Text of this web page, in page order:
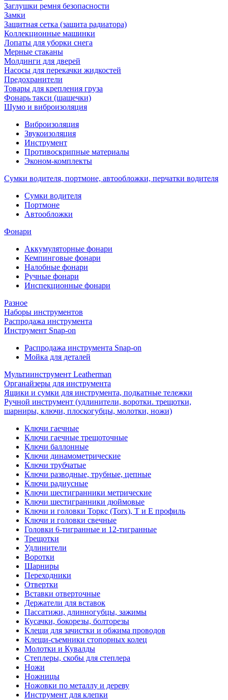
Заглушки ремня безопасности
Замки
Защитная сетка (защита радиатора)
Коллекционные машинки
Лопаты для уборки снега
Мерные стаканы
Молдинги для дверей
Насосы для перекачки жидкостей
Предохранители
Товары для крепления груза
Фонарь такси (шашечки)
Шумо и виброизоляция
Виброизоляция
Звукоизоляция
Инструмент
Противоскрипные материалы
Эконом-комплекты
Сумки водителя, портмоне, автообложки, перчатки водителя
Cумки водителя
Портмоне
Автообложки
Фонари
Аккумуляторные фонари
Кемпинговые фонари
Налобные фонари
Ручные фонари
Инспекционные фонари
Разное
Наборы инструментов
Распродажа инструмента
Инструмент Snap-on
Распродажа инструмента Snap-on
Мойка для деталей
Мультиинструмент Leatherman
Органайзеры для инструмента
Ящики и сумки для инструмента, подкатные тележки
Ручной инструмент (удлинители, воротки. трещотки,
шарниры, ключи, плоскогубцы, молотки, ножи)
Ключи гаечные
Ключи гаечные трещоточные
Ключи баллонные
Ключи динамометрические
Ключи трубчатые
Ключи разводные, трубные, цепные
Ключи радиусные
Ключи шестигранники метрические
Ключи шестигранники дюймовые
Ключи и головки Торкс (Torx), Т и Е профиль
Ключи и головки свечные
Головки 6-тигранные и 12-тигранные
Трещотки
Удлинители
Воротки
Шарниры
Переходники
Отвертки
Вставки отверточные
Держатели для вставок
Пассатижи, длинногубцы, зажимы
Кусачки, бокорезы, болторезы
Клещи для зачистки и обжима проводов
Клещи-съемники стопорных колец
Молотки и Кувалды
Степлеры, скобы для степлера
Ножи
Ножницы
Ножовки по металлу и дереву
Инструмент для клепки